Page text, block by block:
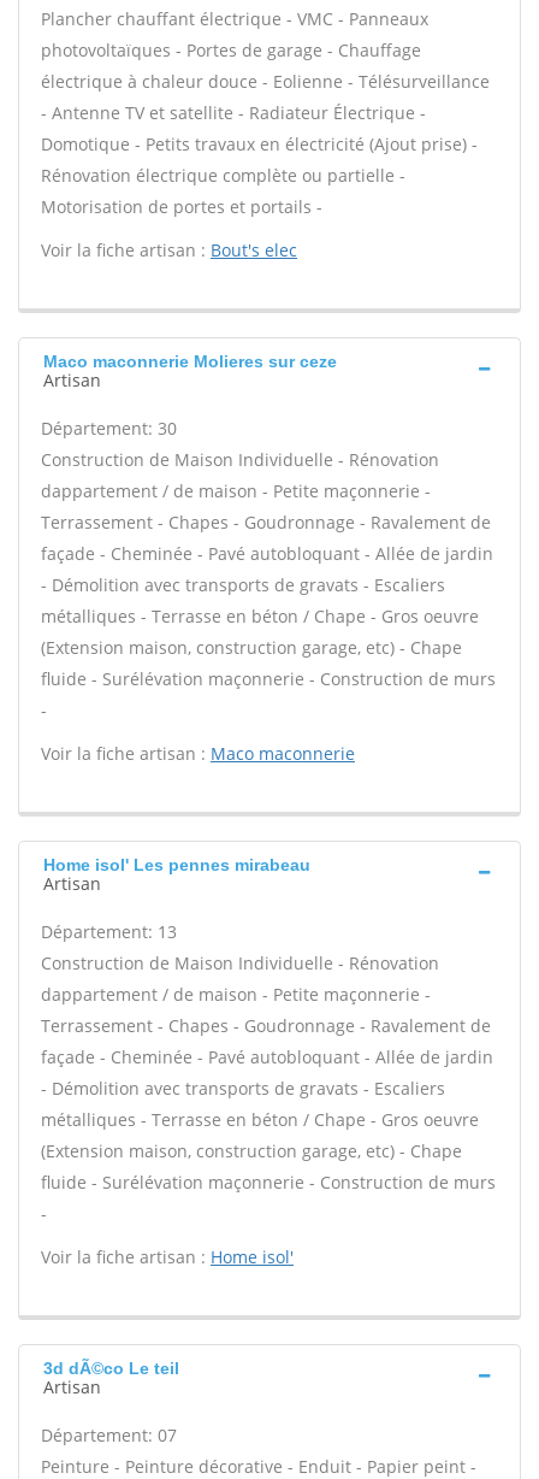
Plancher chauffant électrique - VMC - Panneaux
photovoltaïques - Portes de garage - Chauffage
électrique à chaleur douce - Eolienne - Télésurveillance
- Antenne TV et satellite - Radiateur Électrique -
Domotique - Petits travaux en électricité (Ajout prise) -
Rénovation électrique complète ou partielle -
Motorisation de portes et portails -
Voir la fiche artisan : Bout's elec
Maco maconnerie Molieres sur ceze
Artisan
Département: 30
Construction de Maison Individuelle - Rénovation
dappartement / de maison - Petite maçonnerie -
Terrassement - Chapes - Goudronnage - Ravalement de
façade - Cheminée - Pavé autobloquant - Allée de jardin
- Démolition avec transports de gravats - Escaliers
métalliques - Terrasse en béton / Chape - Gros oeuvre
(Extension maison, construction garage, etc) - Chape
fluide - Surélévation maçonnerie - Construction de murs
-
Voir la fiche artisan : Maco maconnerie
Home isol' Les pennes mirabeau
Artisan
Département: 13
Construction de Maison Individuelle - Rénovation
dappartement / de maison - Petite maçonnerie -
Terrassement - Chapes - Goudronnage - Ravalement de
façade - Cheminée - Pavé autobloquant - Allée de jardin
- Démolition avec transports de gravats - Escaliers
métalliques - Terrasse en béton / Chape - Gros oeuvre
(Extension maison, construction garage, etc) - Chape
fluide - Surélévation maçonnerie - Construction de murs
-
Voir la fiche artisan : Home isol'
3d dÃ©co Le teil
Artisan
Département: 07
Peinture - Peinture décorative - Enduit - Papier peint -